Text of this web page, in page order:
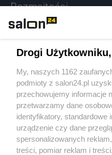
Rozmaitości
Sport
Społeczeństwo
Kultura
Drogi Użytkowniku,
My, naszych 1162
podmioty z salon24.pl
przechowujemy informacje
przetwarzamy dane
identyfikatory, standardowe
urządzenie czy dane
spersonalizowanych
treści, pomiar reklam i